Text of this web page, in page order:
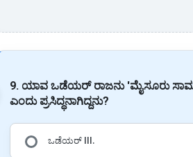
9. ಯಾವ ಒಡೆಯರ್ ರಾಜನು 'ಮೈಸೂರು
ಎಂದು ಪ್ರಸಿದ್ಧನಾಗಿದ್ದನು?
ಒಡೆಯರ್ III.